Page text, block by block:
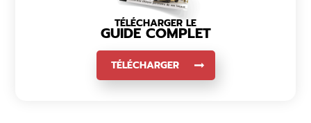
TÉLÉCHARGER LE
GUIDE COMPLET
TÉLÉCHARGER